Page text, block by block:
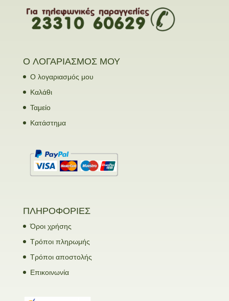
Ο ΛΟΓΑΡΙΑΣΜΟΣ ΜΟΥ
Ο λογαριασμός μου
Καλάθι
Ταμείο
Κατάστημα
ΠΛΗΡΟΦΟΡΙΕΣ
Όροι χρήσης
Τρόποι πληρωμής
Τρόποι αποστολής
Επικοινωνία